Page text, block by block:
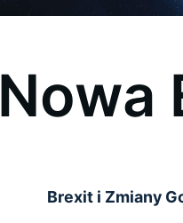
Nowa
Brexit i Zmiany